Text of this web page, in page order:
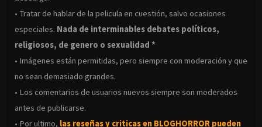
• Tratar de hablar de la pelicula en cuestión, salvo ocasiones
especiales. Nada de interminables debates políticos,
religiosos, de genero o sexualidad *
• Imágenes están permitidas, pero siempre con moderación y que
no sean demasiado grandes.
• Los comentarios de usuarios nuevos siempre son moderados
antes de publicarse.
• Por ultimo, las reseñas y criticas en BLOGHORROR pueden